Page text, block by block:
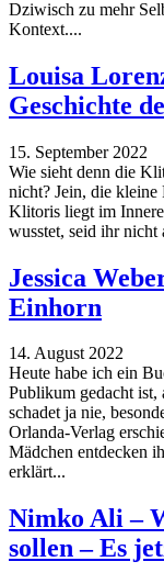
Dziwisch zu mehr
Kontext....
Louisa
Geschichte
15. September 2022
Wie sieht denn die
nicht? Jein, die kleine
Klitoris liegt im
wusstet, seid ihr nicht
Jessica
Einhorn
14. August 2022
Heute habe ich ein
Publikum gedacht ist,
schadet ja nie,
Orlanda-Verlag
Mädchen entdecken
erklärt...
Nimko Ali –
sollen – Es